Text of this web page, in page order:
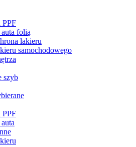
PPF
folią
lakieru
samochodowego
szyb
PPF